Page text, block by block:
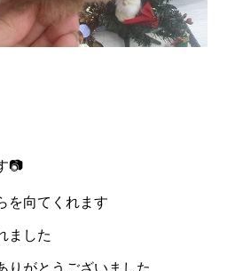
📷
を向てくれます
ました
りがとうございました